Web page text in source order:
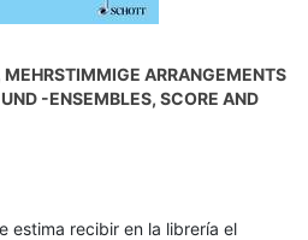
MEHRSTIMMIGE ARRANGEMENTS
-ENSEMBLES, SCORE AND
estima recibir en la librería el